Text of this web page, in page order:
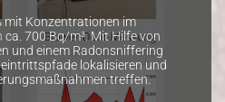
mit Konzentrationen im
700 Bq/m³. Mit Hilfe von
und einem Radonsniffering
lokalisieren und
treffen.